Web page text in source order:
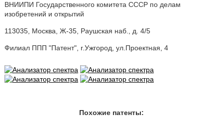
ВНИИПИ Государственного комитета СССР по делам
изобретений и открытий
113035, Москва, Ж-35, Раушская наб., д. 4/5
Филиал ППП "Патент", r.Ужгород, ул.Проектная, 4
Похожие патенты: